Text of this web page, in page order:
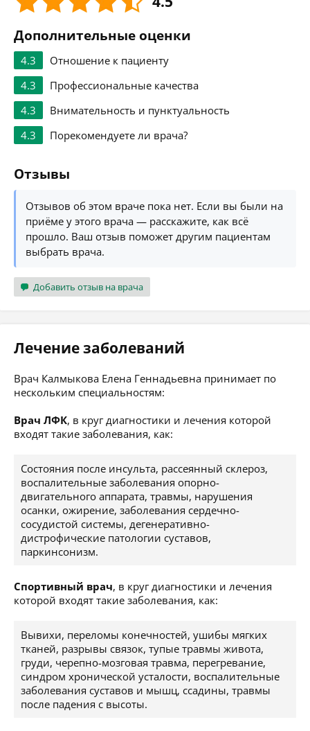
Дополнительные оценки
4.3
Отношение к пациенту
4.3
Профессиональные качества
4.3
Внимательность и пунктуальность
4.3
Порекомендуете ли врача?
Отзывы
Отзывов об этом враче пока нет. Если вы были на
приёме у этого врача — расскажите, как всё
прошло. Ваш отзыв поможет другим пациентам
выбрать врача.
Добавить отзыв на врача
Лечение заболеваний
Врач Калмыкова Елена Геннадьевна принимает по
нескольким специальностям:
Врач ЛФК, в круг диагностики и лечения которой
входят такие заболевания, как:
Состояния после инсульта, рассеянный склероз,
воспалительные заболевания опорно-
двигательного аппарата, травмы, нарушения
осанки, ожирение, заболевания сердечно-
сосудистой системы, дегенеративно-
дистрофические патологии суставов,
паркинсонизм.
Спортивный врач, в круг диагностики и лечения
которой входят такие заболевания, как:
Вывихи, переломы конечностей, ушибы мягких
тканей, разрывы связок, тупые травмы живота,
груди, черепно-мозговая травма, перегревание,
синдром хронической усталости, воспалительные
заболевания суставов и мышц, ссадины, травмы
после падения с высоты.